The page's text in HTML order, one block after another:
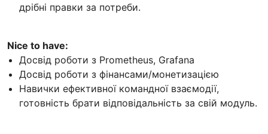
дрібні правки за потреби.
Nice to have:
Досвід роботи з Prometheus, Grafana
Досвід роботи з фінансами/монетизацією
Навички ефективної командної взаємодії,
готовність брати відповідальність за свій модуль.